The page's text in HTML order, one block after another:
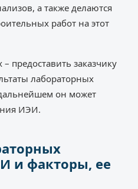
а также делаются
работ на этот
предоставить заказчику
лабораторных
он может
ИЭИ.
и факторы, ее